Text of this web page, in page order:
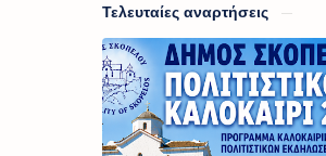
Τελευταίες αναρτήσεις